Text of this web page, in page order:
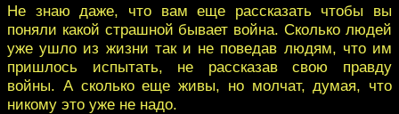
Не знаю даже, что вам еще рассказать чтобы вы
поняли какой страшной бывает война. Сколько людей
уже ушло из жизни так и не поведав людям, что им
пришлось испытать, не рассказав свою правду
войны. А сколько еще живы, но молчат, думая, что
никому это уже не надо.